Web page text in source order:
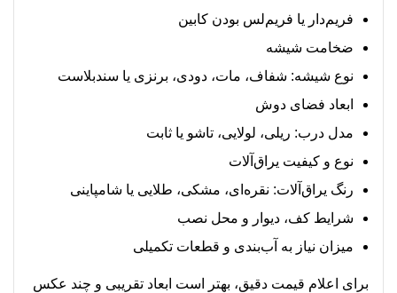
فریم‌دار یا فریم‌لس بودن کابین
ضخامت شیشه
نوع شیشه: شفاف، مات، دودی، برنزی یا سندبلاست
ابعاد فضای دوش
مدل درب: ریلی، لولایی، تاشو یا ثابت
نوع و کیفیت یراق‌آلات
رنگ یراق‌آلات: نقره‌ای، مشکی، طلایی یا شامپاینی
شرایط کف، دیوار و محل نصب
میزان نیاز به آب‌بندی و قطعات تکمیلی
برای اعلام قیمت دقیق، بهتر است ابعاد تقریبی و چند عکس